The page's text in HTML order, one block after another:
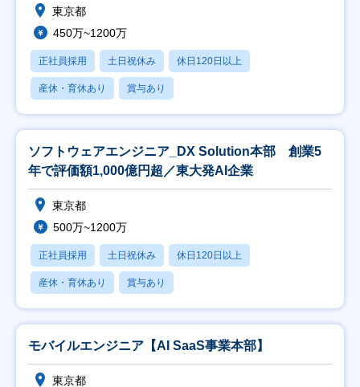
東京都
450万~1200万
正社員採用 土日祝休み 休日120日以上
産休・育休あり 賞与あり
ソフトウェアエンジニア_DX Solution本部 創業5
年で評価額1,000億円超／東大発AI企業
東京都
500万~1200万
正社員採用 土日祝休み 休日120日以上
産休・育休あり 賞与あり
モバイルエンジニア【AI SaaS事業本部】
東京都